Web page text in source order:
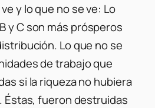
y lo que no se ve: Lo
y C son más prósperos
Lo que no se
de trabajo que
si la riqueza no hubiera
Éstas, fueron destruidas